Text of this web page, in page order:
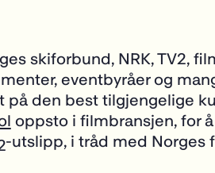
skiforbund, NRK, TV2,
eventbyråer og
på den best tilgjengelige
oppsto i filmbransjen, for
-utslipp, i tråd med Norges